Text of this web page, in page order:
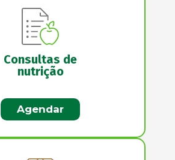
Consultas de
nutrição
Agendar